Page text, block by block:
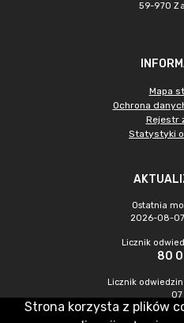
59-970
Mapa
Ochrona
Rejestr
Statystyki
Ostatnia
2026-08-
Licznik
80
Licznik
07
Strona korzysta z plików